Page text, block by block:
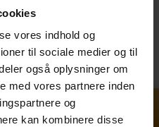
vores indhold og
til sociale medier og til
også oplysninger om
med vores partnere inden
og
kan kombinere disse